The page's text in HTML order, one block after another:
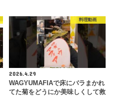
料理動画
2026.4.29
WAGYUMAFIAで床にバラまかれ
てた菊をどうにか美味しくして救